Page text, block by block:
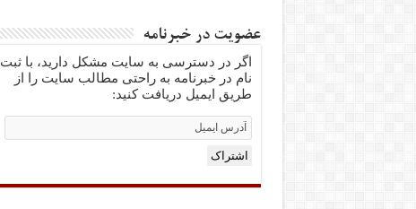
عضویت در خبرنامه
اگر در دسترسی به سایت مشکل دارید، با ثبت
نام در خبرنامه به راحتی مطالب سایت را از
طریق ایمیل دریافت کنید:
Email
Subscription
اشتراک